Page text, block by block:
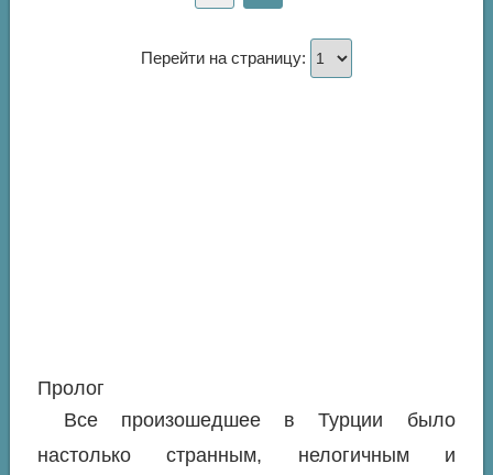
Перейти на страницу:
Пролог
Все произошедшее в Турции было
настолько странным, нелогичным и